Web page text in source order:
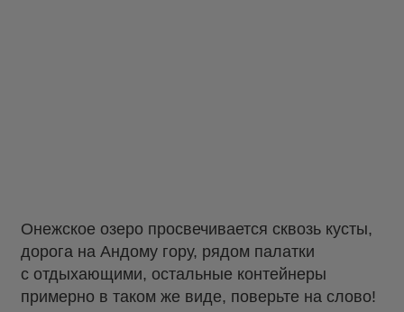
Онежское озеро просвечивается сквозь кусты,
дорога на Андому гору, рядом палатки
с отдыхающими, остальные контейнеры
примерно в таком же виде, поверьте на слово!